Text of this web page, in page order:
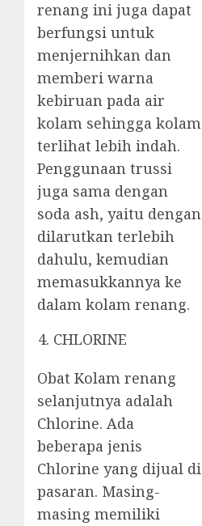
renang ini juga dapat
berfungsi untuk
menjernihkan dan
memberi warna
kebiruan pada air
kolam sehingga kolam
terlihat lebih indah.
Penggunaan trussi
juga sama dengan
soda ash, yaitu dengan
dilarutkan terlebih
dahulu, kemudian
memasukkannya ke
dalam kolam renang.
CHLORINE
Obat Kolam renang
selanjutnya adalah
Chlorine. Ada
beberapa jenis
Chlorine yang dijual di
pasaran. Masing-
masing memiliki